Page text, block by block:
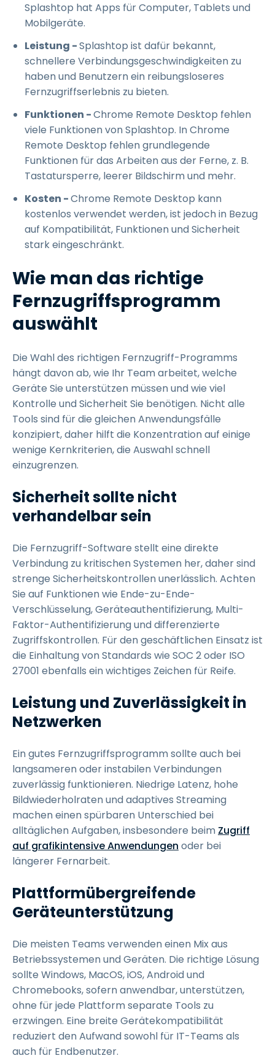
Splashtop hat Apps für Computer, Tablets und
Mobilgeräte.
Leistung -Splashtop ist dafür bekannt,
schnellere Verbindungsgeschwindigkeiten zu
haben und Benutzern ein reibungsloseres
Fernzugriffserlebnis zu bieten.
Funktionen -Chrome Remote Desktop fehlen
viele Funktionen von Splashtop. In Chrome
Remote Desktop fehlen grundlegende
Funktionen für das Arbeiten aus der Ferne, z. B.
Tastatursperre, leerer Bildschirm und mehr.
Kosten -Chrome Remote Desktop kann
kostenlos verwendet werden, ist jedoch in Bezug
auf Kompatibilität, Funktionen und Sicherheit
stark eingeschränkt.
Wie man das richtige
Fernzugriffsprogramm
auswählt
Die Wahl des richtigen Fernzugriff-Programms
hängt davon ab, wie Ihr Team arbeitet, welche
Geräte Sie unterstützen müssen und wie viel
Kontrolle und Sicherheit Sie benötigen. Nicht alle
Tools sind für die gleichen Anwendungsfälle
konzipiert, daher hilft die Konzentration auf einige
wenige Kernkriterien, die Auswahl schnell
einzugrenzen.
Sicherheit sollte nicht
verhandelbar sein
Die Fernzugriff-Software stellt eine direkte
Verbindung zu kritischen Systemen her, daher sind
strenge Sicherheitskontrollen unerlässlich. Achten
Sie auf Funktionen wie Ende-zu-Ende-
Verschlüsselung, Geräteauthentifizierung, Multi-
Faktor-Authentifizierung und differenzierte
Zugriffskontrollen. Für den geschäftlichen Einsatz ist
die Einhaltung von Standards wie SOC 2 oder ISO
27001 ebenfalls ein wichtiges Zeichen für Reife.
Leistung und Zuverlässigkeit in
Netzwerken
Ein gutes Fernzugriffsprogramm sollte auch bei
langsameren oder instabilen Verbindungen
zuverlässig funktionieren. Niedrige Latenz, hohe
Bildwiederholraten und adaptives Streaming
machen einen spürbaren Unterschied bei
alltäglichen Aufgaben, insbesondere beim Zugriff
auf grafikintensive Anwendungen oder bei
längerer Fernarbeit.
Plattformübergreifende
Geräteunterstützung
Die meisten Teams verwenden einen Mix aus
Betriebssystemen und Geräten. Die richtige Lösung
sollte Windows, MacOS, iOS, Android und
Chromebooks, sofern anwendbar, unterstützen,
ohne für jede Plattform separate Tools zu
erzwingen. Eine breite Gerätekompatibilität
reduziert den Aufwand sowohl für IT-Teams als
auch für Endbenutzer.